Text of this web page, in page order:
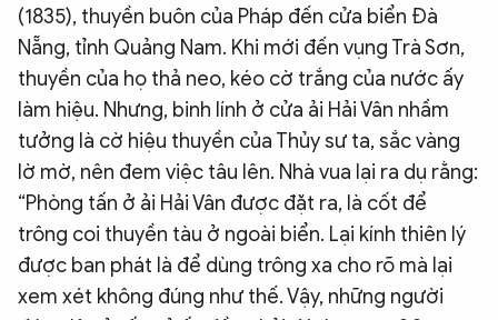
(1835), thuyền buôn của Pháp đến cửa biển Đà
Nẵng, tỉnh Quảng Nam. Khi mới đến vụng Trà Sơn,
thuyền của họ thả neo, kéo cờ trắng của nước ấy
làm hiệu. Nhưng, binh lính ở cửa ải Hải Vân nhầm
tưởng là cờ hiệu thuyền của Thủy sư ta, sắc vàng
lờ mờ, nên đem việc tâu lên. Nhà vua lại ra dụ rằng:
“Phòng tấn ở ải Hải Vân được đặt ra, là cốt để
trông coi thuyền tàu ở ngoài biển. Lại kính thiên lý
được ban phát là để dùng trông xa cho rõ mà lại
xem xét không đúng như thế. Vậy, những người